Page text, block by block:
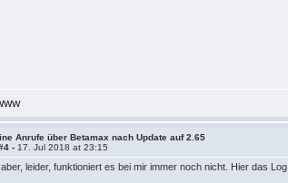
Anrufe über Betamax nach Update auf 2.65
- 17. Jul 2018 at 23:15
leider, funktioniert es bei mir immer noch nicht. Hier das Log.